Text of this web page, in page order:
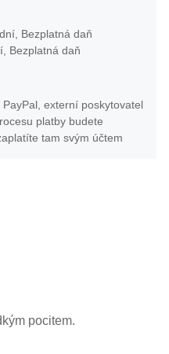
Bezplatná daň
Bezplatná daň
externí poskytovatel
platby budete
tam svým účtem
pocitem.